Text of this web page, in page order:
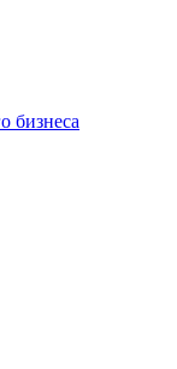
бизнеса